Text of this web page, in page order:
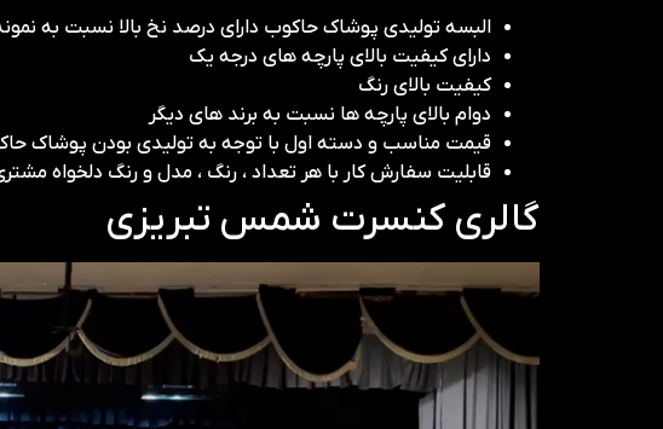
البسه تولیدی پوشاک حاکوب دارای درصد نخ بالا نسبت به
دارای کیفیت بالای پارچه های درجه یک
کیفیت بالای رنگ
دوام بالای پارچه ها نسبت به برند های دیگر
قیمت مناسب و دسته اول با توجه به تولیدی بودن پوشاک
قابلیت سفارش کار با هر تعداد ، رنگ ، مدل و رنگ دلخواه
گالری کنسرت شمس تبریزی